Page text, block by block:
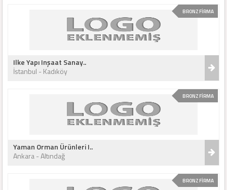
BRONZ FİRMA
Ilke Yapı Inşaat Sanay..
İstanbul - Kadıköy
BRONZ FİRMA
Yaman Orman Ürünleri I..
Ankara - Altındağ
BRONZ FİRMA